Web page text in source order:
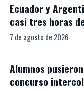
Ecuador y
casi tres horas
7 de agosto de 2026
Alumnos
concurso